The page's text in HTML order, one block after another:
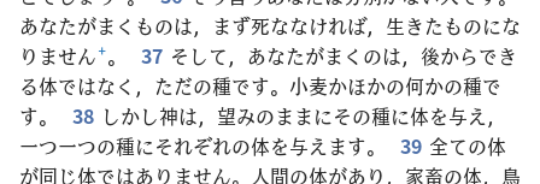
あなたがまくものは，まず死ななければ，生きたものにな
りません+。 37 そして，あなたがまくのは，後からでき
る体ではなく，ただの種です。小麦かほかの何かの種で
す。
38 しかし神は，望みのままにその種に体を与え，
一つ一つの種にそれぞれの体を与えます。
39 全ての体
が同じ体ではありません。人間の体があり，家畜の体，鳥